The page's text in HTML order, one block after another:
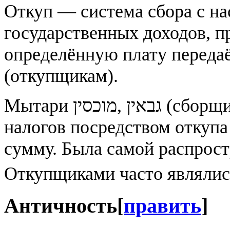
Откуп — система сбора с
государственных доходов,
определённую плату
(откупщикам).
Мытари מוכסין‎, גבאין‎ (сборщики налогов) — система взимания
налогов посредством
сумму. Была самой
Откупщиками часто
Античность[править]